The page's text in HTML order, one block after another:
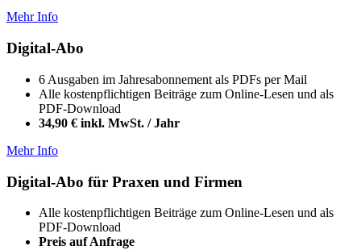
Mehr Info
Digital-Abo
6 Ausgaben im Jahresabonnement als PDFs per Mail
Alle kostenpflichtigen Beiträge zum Online-Lesen und als
PDF-Download
34,90 € inkl. MwSt. / Jahr
Mehr Info
Digital-Abo für Praxen und Firmen
Alle kostenpflichtigen Beiträge zum Online-Lesen und als
PDF-Download
Preis auf Anfrage